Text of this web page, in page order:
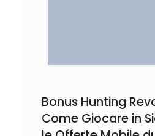
Bonus Hunting
Come Giocare in